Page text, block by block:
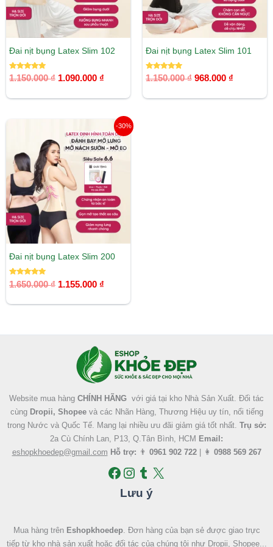
Đai nịt bụng Latex Slim 102
Được xếp
hạng
1.150.000₫ 1.090.000 ₫
Đai nịt bụng Latex Slim 101
Được xếp
hạng
1.150.000₫ 968.000 ₫
-30%
Đai nịt bụng Latex Slim 200
Được xếp
hạng
1.650.000₫
gốc
là:
1.650.000 ₫.
1.155.000 ₫
Giá
hiện
tại
là:
1.155.000 ₫.
Website mua hàng CHÍNH HÃNG với giá tại kho Nhà Sản Xuất. Đối tác
cùng Dropii, Shopeevà các Nhãn Hàng, Thương Hiệu uy tín, nổi tiếng
trong Nước và Quốc Tế. Mang lại nhiều ưu đãi giảm giá tốt nhất. Trụ sở:
2a Cù Chính Lan, P13, Q.Tân Bình, HCM Email:
eshopkhoedep@gmail.com Hỗ trợ: 👨 0961 902 722| 👩 0988 569 267
Facebook
Instagram
Tumblr
X
Lưu ý
Mua hàng trên Eshopkhoedep. Đơn hàng của bạn sẻ được giao trực
tiếp từ kho nhà sản xuất hoặc đối tác của chúng tôi như Dropii, Shopee...